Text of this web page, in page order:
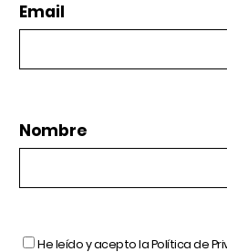
Email
Nombre
He leído y acepto laPolítica de